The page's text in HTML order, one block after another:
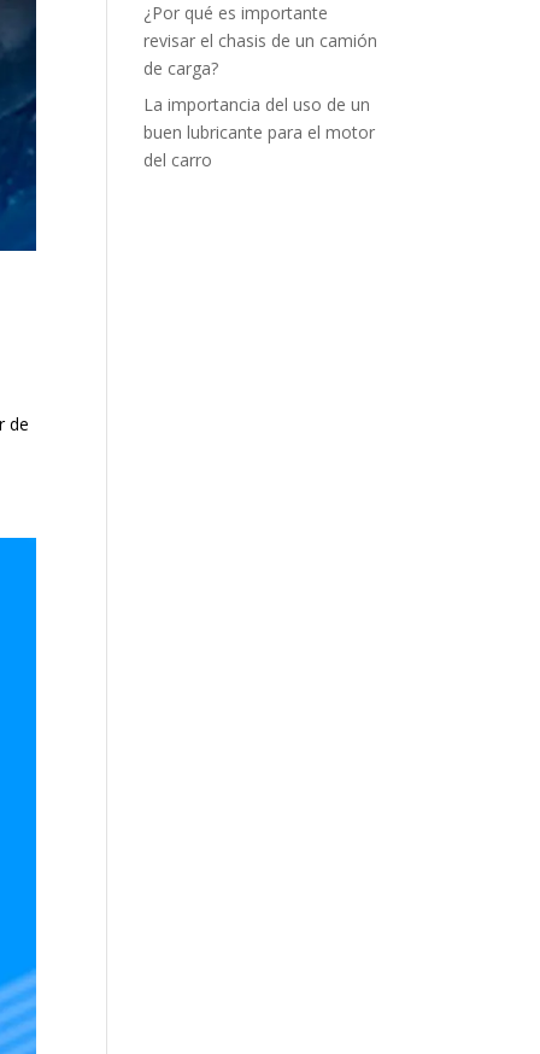
de
¿Por qué es importante
revisar el chasis de un camión
de carga?
La importancia del uso de un
buen lubricante para el motor
del carro